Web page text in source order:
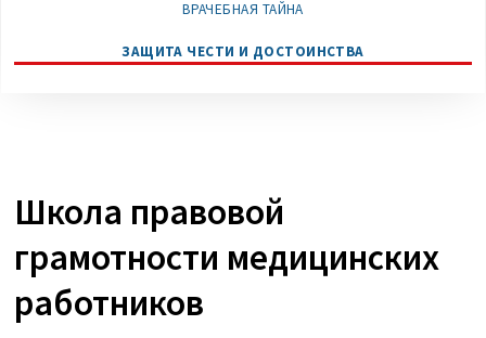
ВРАЧЕБНАЯ ТАЙНА
ЗАЩИТА ЧЕСТИ И ДОСТОИНСТВА
Школа правовой
грамотности медицинских
работников